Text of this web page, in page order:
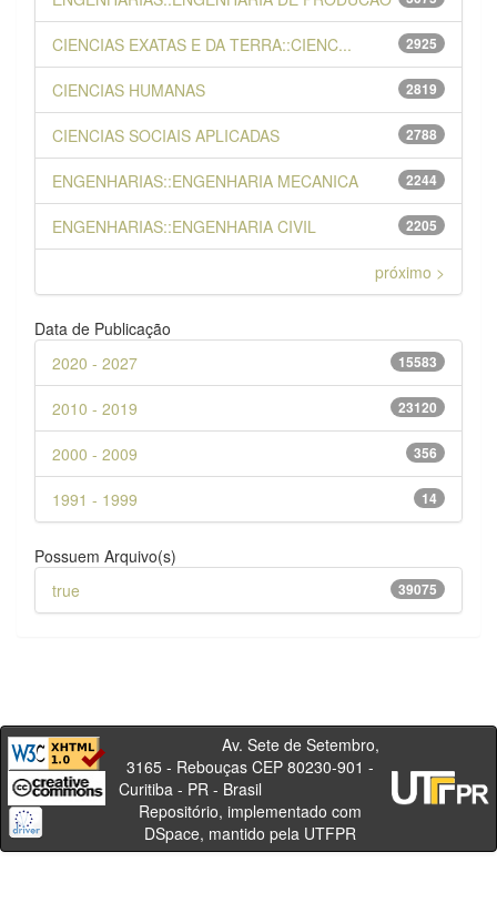
2925
CIENCIAS EXATAS E DA TERRA::CIENC...
2819
CIENCIAS HUMANAS
2788
CIENCIAS SOCIAIS APLICADAS
2244
ENGENHARIAS::ENGENHARIA MECANICA
2205
ENGENHARIAS::ENGENHARIA CIVIL
próximo >
Data de Publicação
15583
2020 - 2027
23120
2010 - 2019
356
2000 - 2009
14
1991 - 1999
Possuem Arquivo(s)
39075
true
Av. Sete de Setembro,
3165 - Rebouças CEP 80230-901 -
Curitiba - PR - Brasil
Repositório, implementado com
DSpace, mantido pela UTFPR